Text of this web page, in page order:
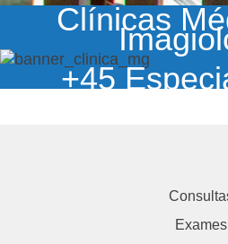
Clínicas
+45
Exames